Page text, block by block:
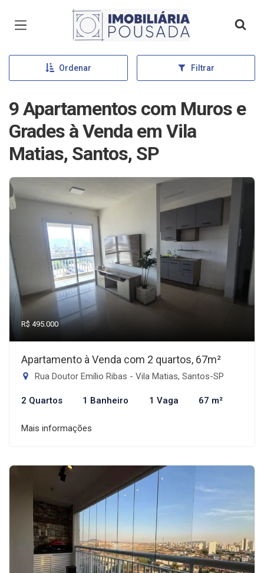
Página inicial
Ordenar Filtrar
9 Apartamentos com Muros e
Grades à Venda em Vila
Matias, Santos, SP
R$ 495.000
Apartamento à Venda com 2 quartos, 67m²
Rua Doutor Emílio Ribas - Vila Matias, Santos-SP
2 Quartos 1 Banheiro 1 Vaga 67 m²
Mais informações